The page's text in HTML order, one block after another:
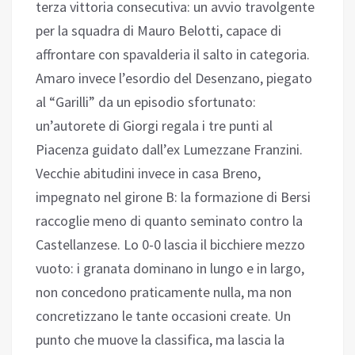
terza vittoria consecutiva: un avvio travolgente
per la squadra di Mauro Belotti, capace di
affrontare con spavalderia il salto in categoria.
Amaro invece l’esordio del Desenzano, piegato
al “Garilli” da un episodio sfortunato:
un’autorete di Giorgi regala i tre punti al
Piacenza guidato dall’ex Lumezzane Franzini.
Vecchie abitudini invece in casa Breno,
impegnato nel girone B: la formazione di Bersi
raccoglie meno di quanto seminato contro la
Castellanzese. Lo 0-0 lascia il bicchiere mezzo
vuoto: i granata dominano in lungo e in largo,
non concedono praticamente nulla, ma non
concretizzano le tante occasioni create. Un
punto che muove la classifica, ma lascia la